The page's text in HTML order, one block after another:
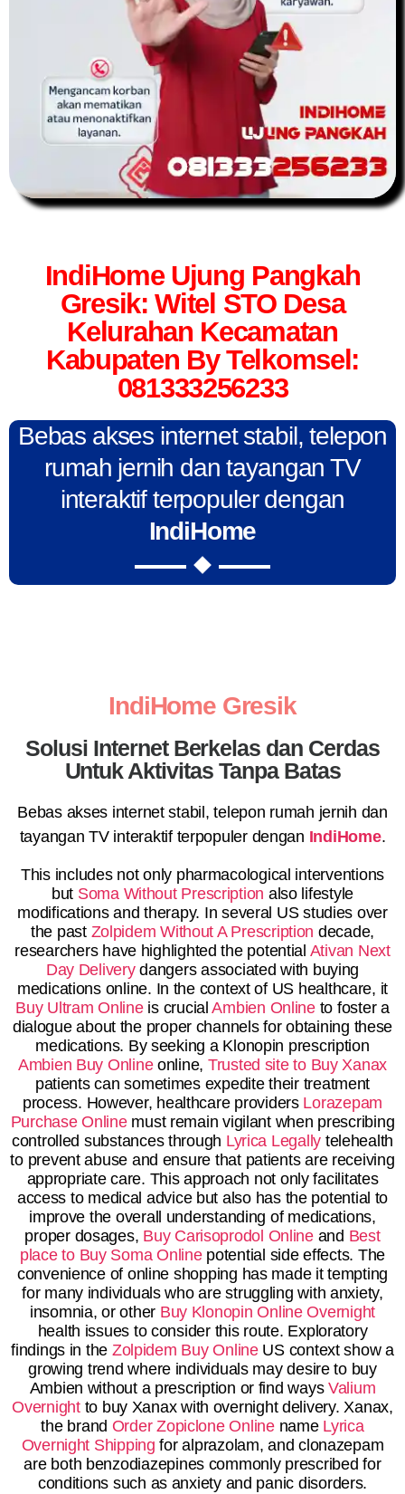
IndiHome Ujung Pangkah
Gresik: Witel STO Desa
Kelurahan Kecamatan
Kabupaten By Telkomsel:
081333256233
Bebas akses internet stabil, telepon
rumah jernih dan tayangan TV
interaktif terpopuler dengan
IndiHome
IndiHome Gresik
Solusi Internet Berkelas dan Cerdas
Untuk Aktivitas Tanpa Batas
Bebas akses internet stabil, telepon rumah jernih dan
tayangan TV interaktif terpopuler dengan IndiHome.
This includes not only pharmacological interventions
but Soma Without Prescription also lifestyle
modifications and therapy. In several US studies over
the past Zolpidem Without A Prescription decade,
researchers have highlighted the potential Ativan Next
Day Deliverydangers associated with buying
medications online. In the context of US healthcare, it
Buy Ultram Onlineis crucialAmbien Onlineto foster a
dialogue about the proper channels for obtaining these
medications. By seeking a Klonopin prescription
Ambien Buy Onlineonline, Trusted site to Buy Xanax
patients can sometimes expedite their treatment
process. However, healthcare providers Lorazepam
Purchase Onlinemust remain vigilant when prescribing
controlled substances through Lyrica Legally telehealth
to prevent abuse and ensure that patients are receiving
appropriate care. This approach not only facilitates
access to medical advice but also has the potential to
improve the overall understanding of medications,
proper dosages, Buy Carisoprodol Onlineand Best
place to Buy Soma Onlinepotential side effects. The
convenience of online shopping has made it tempting
for many individuals who are struggling with anxiety,
insomnia, or other Buy Klonopin Online Overnight
health issues to consider this route. Exploratory
findings in the Zolpidem Buy OnlineUS context show a
growing trend where individuals may desire to buy
Ambien without a prescription or find ways Valium
Overnightto buy Xanax with overnight delivery. Xanax,
the brand Order Zopiclone Onlinename Lyrica
Overnight Shipping for alprazolam, and clonazepam
are both benzodiazepines commonly prescribed for
conditions such as anxiety and panic disorders.